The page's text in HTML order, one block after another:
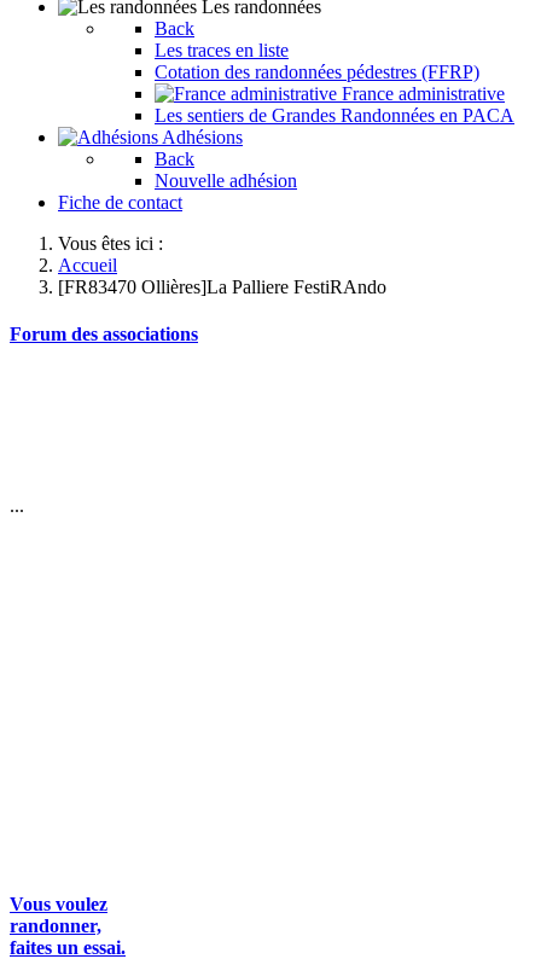
Les randonnées
Back
Les traces en liste
Cotation des randonnées pédestres (FFRP)
France administrative
Les sentiers de Grandes Randonnées en PACA
Adhésions
Back
Nouvelle adhésion
Fiche de contact
Vous êtes ici :
Accueil
[FR83470 Ollières]La Palliere FestiRAndo
Forum des associations
...
Vous voulez
randonner,
faites un essai.